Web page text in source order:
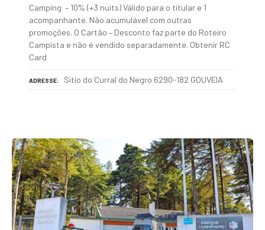
Camping – 10% (+3 nuits) Válido para o titular e 1
acompanhante. Não acumulável com outras
promoções. O Cartão – Desconto faz parte do Roteiro
Campista e não é vendido separadamente. Obtenir RC
Card
ADRESSE Sitío do Curral do Negro 6290-182 GOUVEIA